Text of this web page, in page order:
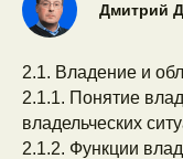
Дмитрий
2.1. Владение и
2.1.1. Понятие
владельческих
2.1.2. Функции